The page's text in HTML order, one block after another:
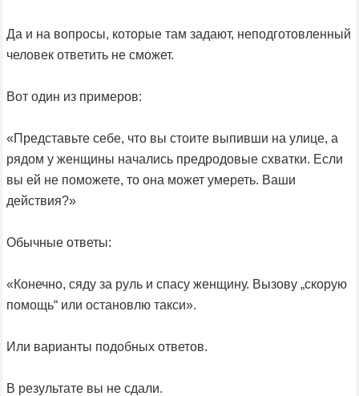
Да и на вопросы, которые там задают, неподготовленный
человек ответить не сможет.
Вот один из примеров:
«Представьте себе, что вы стоите выпивши на улице, а
рядом у женщины начались предродовые схватки. Если
вы ей не поможете, то она может умереть. Ваши
действия?»
Обычные ответы:
«Конечно, сяду за руль и спасу женщину. Вызову „скорую
помощь“ или остановлю такси».
Или варианты подобных ответов.
В результате вы не сдали.